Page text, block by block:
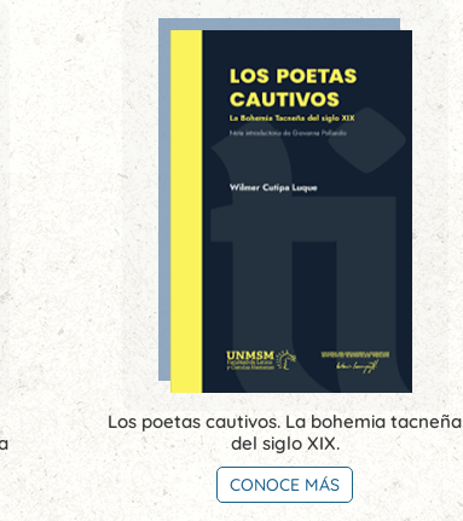
Los poetas cautivos. La bohemia tacneña
del siglo XIX.
CONOCE MÁS